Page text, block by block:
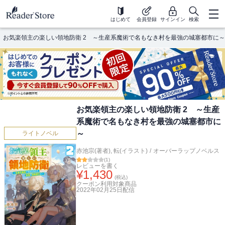
はじめて 会員登録 サインイン 検索
お気楽領主の楽しい領地防衛 2 ～生産系魔術で名もなき村を最強の城塞都市に～
ライトノベル
お気楽領主の楽しい領地防衛 2 ～生産
系魔術で名もなき村を最強の城塞都市に
～
赤池宗(著者), 転(イラスト) / オーバーラップノベルス
(1)
レビューを書く
¥1,430 (税込)
クーポン利用対象商品
2022年02月25日 配信